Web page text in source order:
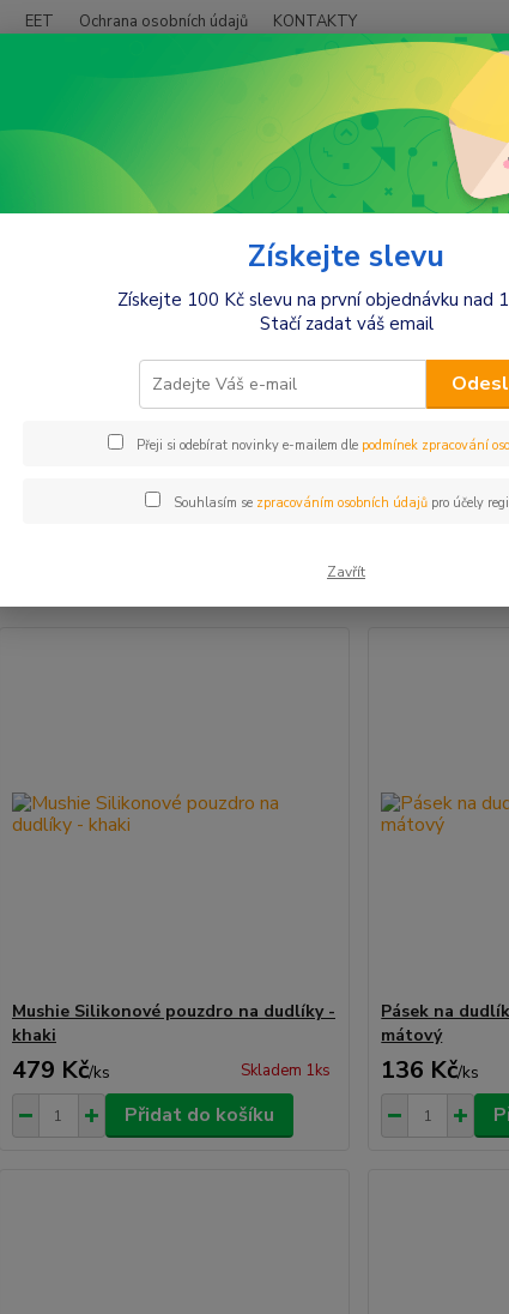
EET Ochrana osobních údajů KONTAKTY
Kojenecké potřeby Šidítka,cumlíky Řetízky, krabičky k
Řetízky, krabičky k šidítkům
Mushie Silikonové pouzdro na dudlíky -
khaki
479 Kč/ks Skladem 1ks
Přidat do košíku
Pásek na
mátový
136 Kč/ks
Získejte slevu
Získejte 100 Kč slevu na první objednávku nad
Stačí zadat váš email
Přeji si odebírat novinky e-mailem dle podmínek zpracování
Souhlasím se zpracováním osobních údajůpro účely
Zavřít